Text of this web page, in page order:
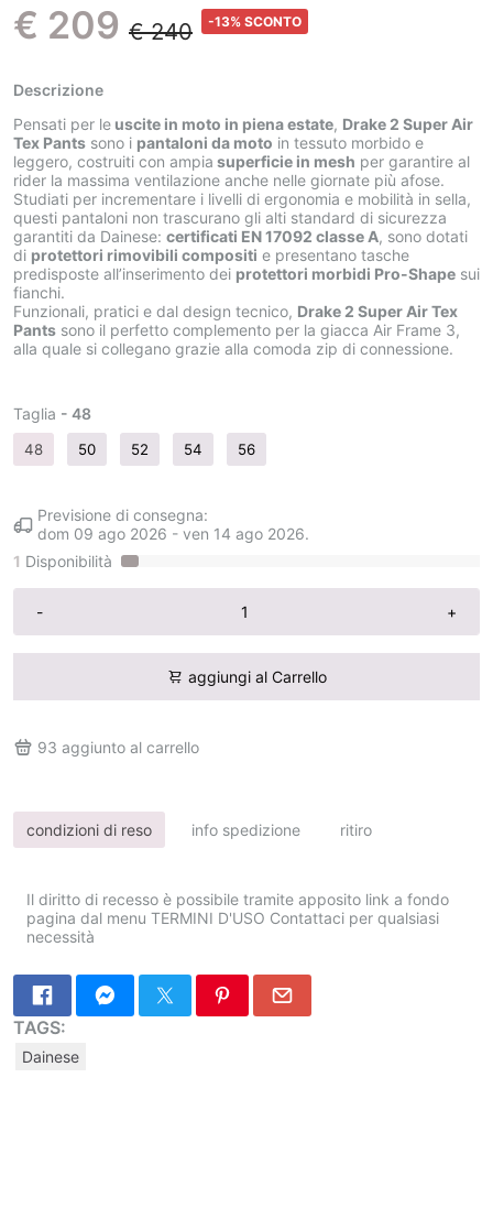
€ 209 € 240 -13% SCONTO
Descrizione
Pensati per le uscite in moto in piena estate, Drake 2 Super Air
Tex Pants sono i pantaloni da moto in tessuto morbido e
leggero, costruiti con ampia superficie in mesh per garantire al
rider la massima ventilazione anche nelle giornate più afose.
Studiati per incrementare i livelli di ergonomia e mobilità in sella,
questi pantaloni non trascurano gli alti standard di sicurezza
garantiti da Dainese: certificati EN 17092 classe A, sono dotati
di protettori rimovibili compositi e presentano tasche
predisposte all’inserimento dei protettori morbidi Pro-Shape sui
fianchi.
Funzionali, pratici e dal design tecnico, Drake 2 Super Air Tex
Pants sono il perfetto complemento per la giacca Air Frame 3,
alla quale si collegano grazie alla comoda zip di connessione.
Taglia - 48
48 50 52 54 56
Previsione di consegna:
dom 09 ago 2026 - ven 14 ago 2026.
1 Disponibilità
- +
aggiungi al Carrello
93 aggiunto al carrello
condizioni di reso info spedizione ritiro
Il diritto di recesso è possibile tramite apposito link a fondo
pagina dal menu TERMINI D'USO Contattaci per qualsiasi
necessità
TAGS:
Dainese